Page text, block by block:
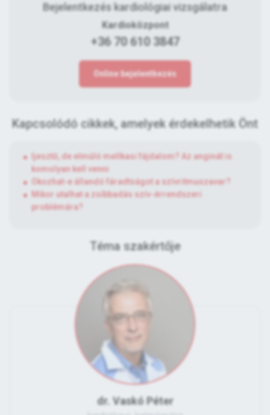
Bejelentkezés kardiológiai vizsgálatra
Kardioközpont
+36 70 610 3847
Online bejelentkezés
Kapcsolódó cikkek, amelyek érdekelhetik Önt
Ijesztő, de elmúló mellkasi fájdalom? Az anginát is
komolyan kell venni
Okozhat-e állandó fáradtságot a szívritmuszavar?
Mikor utalhat a zsíbbadás szív-érrendszeri
problémára?
Téma szakértője
dr. Vaskó Péter